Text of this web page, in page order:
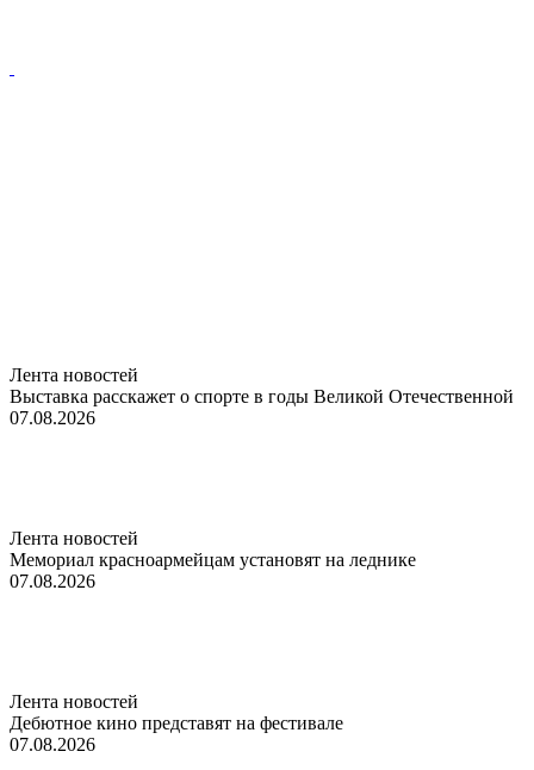
Лента новостей
Выставка расскажет о спорте в годы Великой Отечественной
07.08.2026
Лента новостей
Мемориал красноармейцам установят на леднике
07.08.2026
Лента новостей
Дебютное кино представят на фестивале
07.08.2026